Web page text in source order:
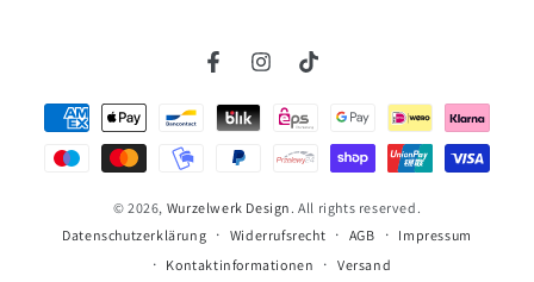
FacebookInstagramTikTok
Zahlungsmöglichkeiten
© 2026, Wurzelwerk Design . All rights reserved.
Datenschutzerklärung
Widerrufsrecht AGB
Impressum
Kontaktinformationen
Versand